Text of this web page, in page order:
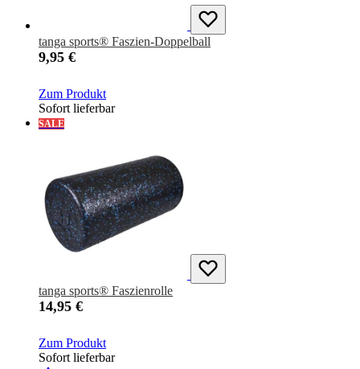
tanga sports® Faszien-Doppelball
9,95 €
Zum Produkt
Sofort lieferbar
SALE
tanga sports® Faszienrolle
14,95 €
Zum Produkt
Sofort lieferbar